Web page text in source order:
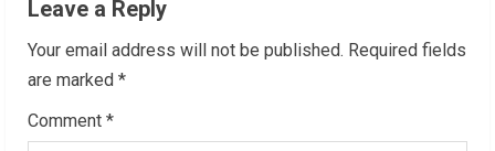
u
e
R
Leave a Reply
Your email address will not be published. Required fields
are marked *
Comment *